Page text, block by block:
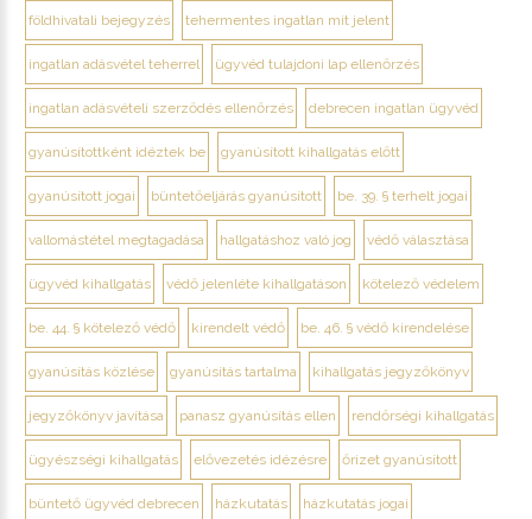
földhivatali bejegyzés tehermentes ingatlan mit jelent
ingatlan adásvétel teherrel ügyvéd tulajdoni lap ellenőrzés
ingatlan adásvételi szerződés ellenőrzés debrecen ingatlan ügyvéd
gyanúsítottként idéztek be gyanúsított kihallgatás előtt
gyanúsított jogai büntetőeljárás gyanúsított be. 39. § terhelt jogai
vallomástétel megtagadása hallgatáshoz való jog védő választása
ügyvéd kihallgatás védő jelenléte kihallgatáson kötelező védelem
be. 44. § kötelező védő kirendelt védő be. 46. § védő kirendelése
gyanúsítás közlése gyanúsítás tartalma kihallgatás jegyzőkönyv
jegyzőkönyv javítása panasz gyanúsítás ellen rendőrségi kihallgatás
ügyészségi kihallgatás elővezetés idézésre őrizet gyanúsított
büntető ügyvéd debrecen házkutatás házkutatás jogai